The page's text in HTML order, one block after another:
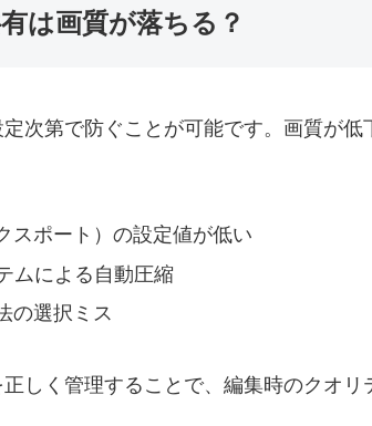
は画質が落ちる？
次第で防ぐことが可能です。画質が低
スポート）の設定値が低い
ムによる自動圧縮
の選択ミス
しく管理することで、編集時のクオリ